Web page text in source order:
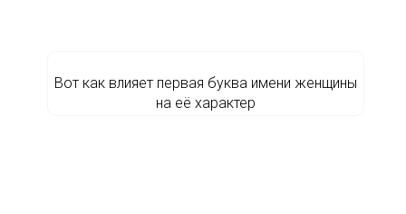
Вот как влияет первая буква имени женщины
на её характер